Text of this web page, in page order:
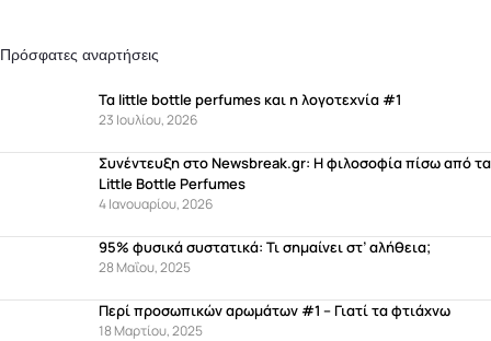
Πρόσφατες αναρτήσεις
Τα little bottle perfumes και η λογοτεχνία #1
23 Ιουλίου, 2026
Συνέντευξη στο Newsbreak.gr: Η φιλοσοφία πίσω από τα
Little Bottle Perfumes
4 Ιανουαρίου, 2026
95% φυσικά συστατικά: Τι σημαίνει στ’ αλήθεια;
28 Μαΐου, 2025
Περί προσωπικών αρωμάτων #1 – Γιατί τα φτιάχνω
18 Μαρτίου, 2025